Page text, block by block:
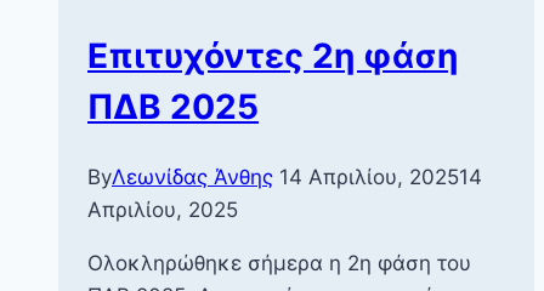
Επιτυχόντες 2η φάση
ΠΔΒ 2025
ByΛεωνίδας Άνθης 14 Απριλίου, 202514
Απριλίου, 2025
Ολοκληρώθηκε σήμερα η 2η φάση του